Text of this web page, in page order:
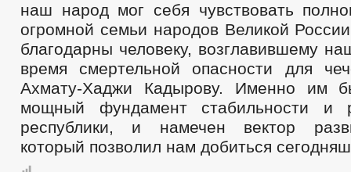
наш народ мог себя чувствовать
огромной семьи народов Великой
благодарны человеку, возглавившему
время смертельной опасности для
Ахмату-Хаджи Кадырову. Именно им
мощный фундамент стабильности и
республики, и намечен вектор
который позволил нам добиться